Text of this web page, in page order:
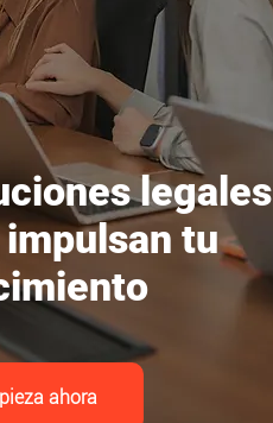
legales
tu
ahora